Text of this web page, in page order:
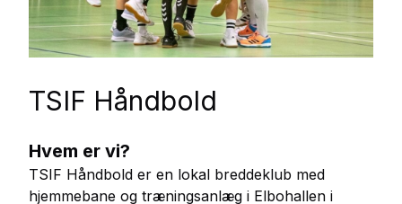
TSIF Håndbold
Hvem er vi?
TSIF Håndbold er en lokal breddeklub med
hjemmebane og træningsanlæg i Elbohallen i